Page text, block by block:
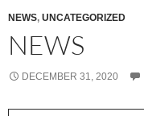
NEWS, UNCATEGORIZED
NEWS
DECEMBER 31, 2020